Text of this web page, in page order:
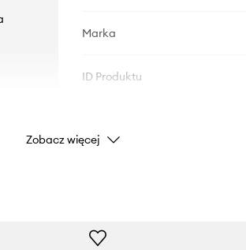
Marka
ID Produktu
Zobacz więcej